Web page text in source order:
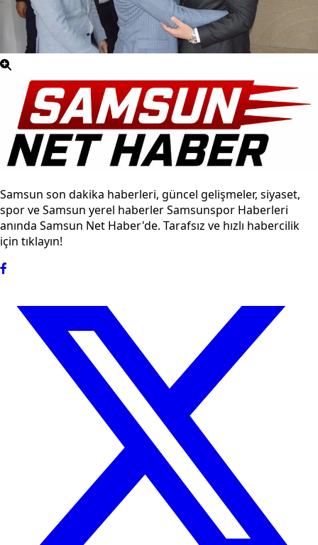
Samsun son dakika haberleri, güncel gelişmeler, siyaset,
spor ve Samsun yerel haberler Samsunspor Haberleri
anında Samsun Net Haber'de. Tarafsız ve hızlı habercilik
için tıklayın!